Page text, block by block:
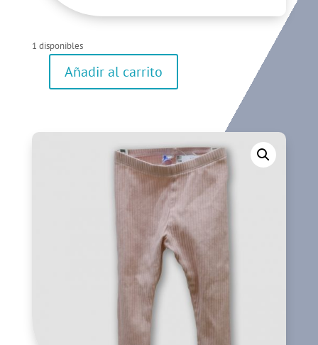
1 disponibles
PantalonAñadir al carrito